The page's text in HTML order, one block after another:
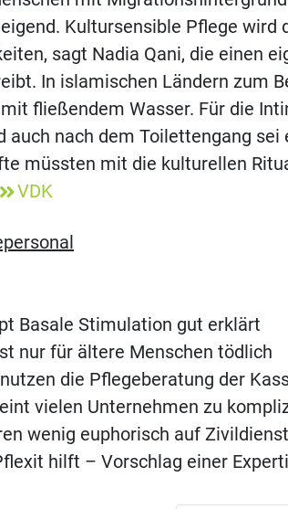
Kultursensible Pflege wird
sagt Nadia Qani, die einen
In islamischen Ländern zum
fließendem Wasser. Für die
auch nach dem Toilettengang sei
müssten mit die kulturellen
VDK
Basale Stimulation gut erklärt
nur für ältere Menschen tödlich
die Pflegeberatung der
vielen Unternehmen zu
wenig euphorisch auf
hilft – Vorschlag einer